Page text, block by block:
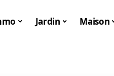
Jardin Maison